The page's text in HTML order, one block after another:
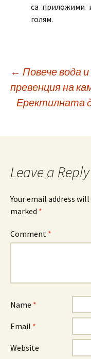
са приложими
голям.
Post
← Повече вода
превенция на
Еректилната
Leave a Reply
Your email address
marked *
Comment *
Name *
Email *
Website